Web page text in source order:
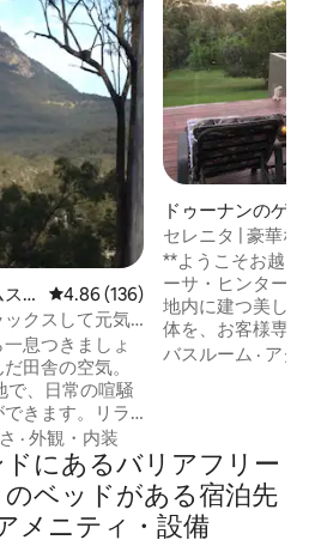
レビュー136件、5つ星中4.86つ
4.86 (136)
クスして元気
ス」
息つきましょ
田舎の空気。
で、日常の喧騒
きます。リラ
。モバイル受
用いただけま
山とマルーン
· 外観・内装
ドゥーナンのゲス
ト
セレニタ | 豪華な
ートプール
**ようこそお越し
ーサ・ヒンターラ
地内に建つ美しく
体を、お客様専用
屋としてご提供します。 あな
利用いただけます カップルに最適 乳幼児
歓迎 （0～12ヶ月） ドゥーナンのレスト
ラン＆バー、ボトル
ンディマーケット
バスルーム · アク
にあるバリアフリー
ベッドがある宿泊先
メニティ・設備